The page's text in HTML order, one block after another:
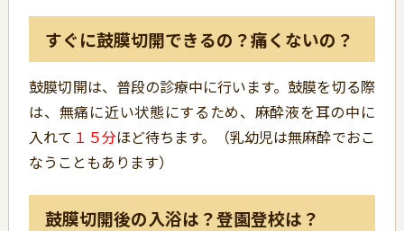
すぐに鼓膜切開できるの？痛くないの？
鼓膜切開は、普段の診療中に行います。鼓膜を切る際
は、無痛に近い状態にするため、麻酔液を耳の中に
入れて １５分ほど待ちます。（乳幼児は無麻酔でおこ
なうこともあります）
鼓膜切開後の入浴は？登園登校は？